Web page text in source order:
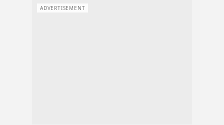
ADVERTISEMENT